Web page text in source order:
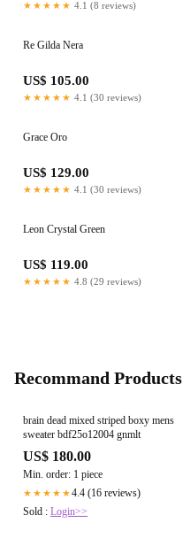
★★★★★ 4.1 (8 reviews)
Re Gilda Nera
US$ 105.00
★★★★★ 4.1 (30 reviews)
Grace Oro
US$ 129.00
★★★★★ 4.1 (30 reviews)
Leon Crystal Green
US$ 119.00
★★★★★ 4.8 (29 reviews)
Recommand Products
brain dead mixed striped boxy mens
sweater bdf25o12004 gnmlt
US$ 180.00
Min. order: 1 piece
★★★★★4.4 (16 reviews)
Sold : Login>>